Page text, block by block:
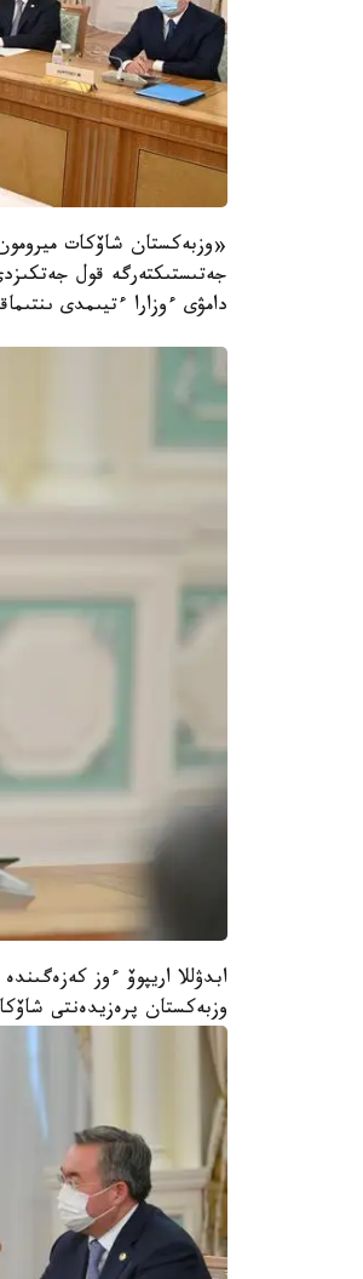
«وزبەكستان شاۆكات ميرومون
جەتىستىكتەرگە قول
دامۋى ءوزارا ءتيىمدى
ابدۋللا اريپوۆ ءوز
وزبەكستان پرەزيدەنتى